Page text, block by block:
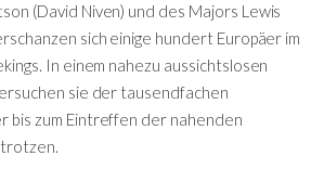
(David Niven) und des Majors Lewis
sich einige hundert Europäer im
In einem nahezu aussichtslosen
sie der tausendfachen
bis zum Eintreffen der nahenden